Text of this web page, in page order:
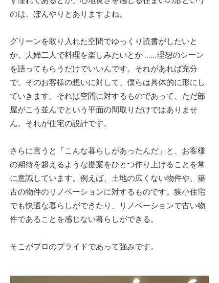
のは、ぼんやりとありますよね。
グリーンを取り入れた空間でゆっくり読書がしたいと
か、夫婦二人で料理を楽しみたいとか ……理想のシーン
を語ってもらうだけでいいんです。それがあれば充分
で、そのお客様の想いに対して、僕らは具体的に形にし
ていきます。それは空間に対するものであって、ただ部
屋がこう並んでという平面の間取りだけではありませ
ん。それが住宅の設計です。
さらに言うと「こんな暮らしがあったんだ」と、お客様
の期待を超えるような提案をひとつ作り上げることを常
に意識しています。例えば、土地の広くない物件や、築
古の物件のリノベーションに対するものです。狭小住宅
でも快適な暮らしができたり、リノベーションで古い物
件であることを感じない暮らしができる。
そこがプロのプライドであって強みです。